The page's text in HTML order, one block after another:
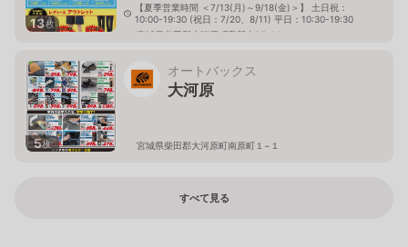
13枚
【夏季営業時間 ＜7/13(月)～9/18(金)＞】 土日祝：
10:00-19:30 (祝日：7/20、8/11) 平日：10:30-19:30
宮城県柴田郡大河原町字新東25-14
5枚
オートバックス
大河原
宮城県柴田郡大河原町南原町１−１
すべて見る